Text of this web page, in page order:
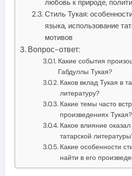
любовь к природе,
Стиль Тукая:
языка, использование
мотивов
Вопрос-ответ:
Какие события
Габдуллы Тукая?
Каков вклад Тукая в
литературу?
Какие темы часто
произведениях Тукая?
Какое влияние
татарской
Какие особенности
найти в его